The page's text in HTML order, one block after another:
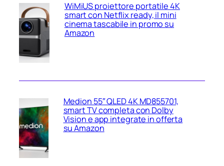
WiMiUS proiettore portatile 4K
smart con Netflix ready, il mini
cinema tascabile in promo su
Amazon
Medion 55″ QLED 4K MD855701,
smart TV completa con Dolby
Vision e app integrate in offerta
su Amazon